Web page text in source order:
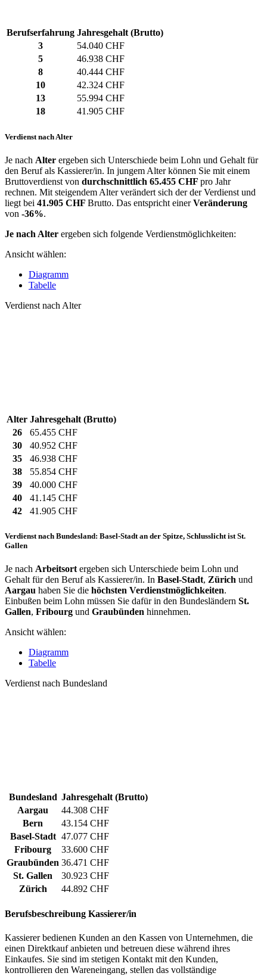
Berufserfahrung Jahresgehalt (Brutto)
3
54.040 CHF
5
46.938 CHF
8
40.444 CHF
10
42.324 CHF
13
55.994 CHF
18
41.905 CHF
Verdienst nach Alter
Je nach Alter ergeben sich Unterschiede beim Lohn und Gehalt für
den Beruf als Kassierer/in. In jungem Alter können Sie mit einem
Bruttoverdienst von durchschnittlich 65.455 CHF pro Jahr
rechnen. Mit steigendem Alter verändert sich der der Verdienst und
liegt bei 41.905 CHF Brutto. Das entspricht einerVeränderung
von -36%.
Je nach Alter ergeben sich folgende Verdienstmöglichkeiten:
Ansicht wählen:
Diagramm
Tabelle
Verdienst nach Alter
Alter Jahresgehalt (Brutto)
26
65.455 CHF
30
40.952 CHF
35
46.938 CHF
38
55.854 CHF
39
40.000 CHF
40
41.145 CHF
42
41.905 CHF
Verdienst nach Bundesland: Basel-Stadt an der Spitze, Schlusslicht ist St.
Gallen
Je nach Arbeitsort ergeben sich Unterschiede beim Lohn und
Gehalt für den Beruf als Kassierer/in. In Basel-Stadt, Zürich und
Aargau haben Sie die höchsten Verdienstmöglichkeiten.
Einbußen beim Lohn müssen Sie dafür in den Bundesländern St.
Gallen, Fribourg und Graubünden hinnehmen.
Ansicht wählen:
Diagramm
Tabelle
Verdienst nach Bundesland
Bundesland Jahresgehalt (Brutto)
Aargau
44.308 CHF
Bern
43.154 CHF
Basel-Stadt 47.077 CHF
Fribourg
33.600 CHF
Graubünden 36.471 CHF
St. Gallen
30.923 CHF
Zürich
44.892 CHF
Berufsbeschreibung Kassierer/in
Kassierer bedienen Kunden an den Kassen von Unternehmen, die
einen Direktkauf anbieten und betreuen diese während ihres
Einkaufes. Sie sind im stetigen Kontakt mit den Kunden,
kontrollieren den Wareneingang, stellen das vollständige